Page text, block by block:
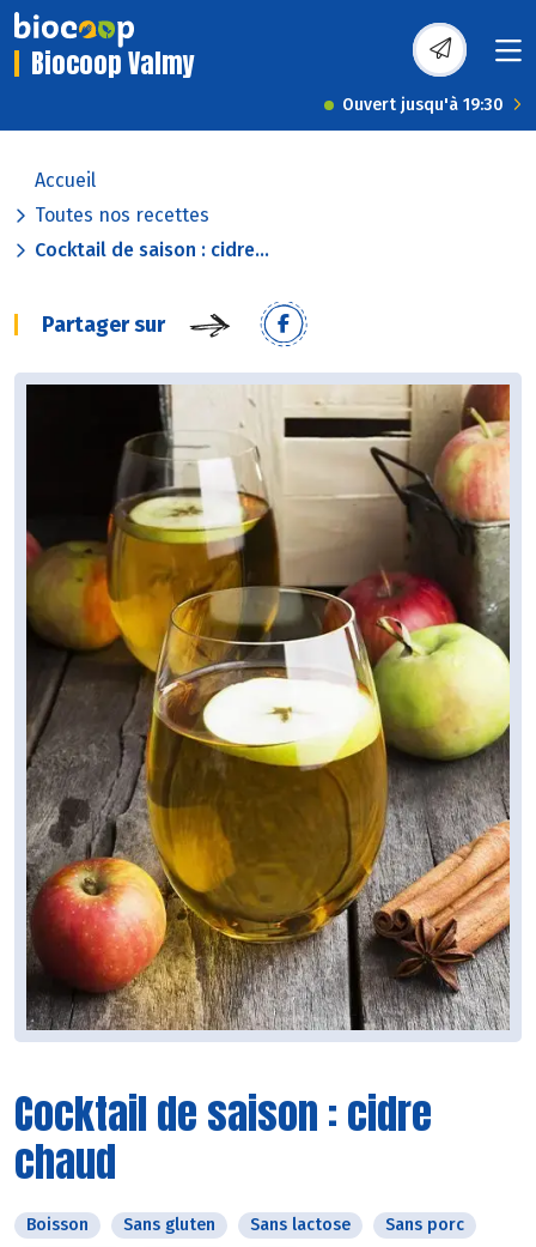
Biocoop Valmy
Ouvert jusqu'à 19:30
Accueil
Toutes nos recettes
Cocktail de saison : cidre...
Partager sur
Cocktail de saison : cidre
chaud
Boisson Sans gluten Sans lactose
Sans porc